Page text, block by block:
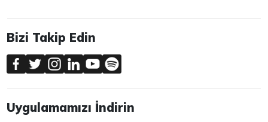
Bizi Takip Edin
Uygulamamızı İndirin